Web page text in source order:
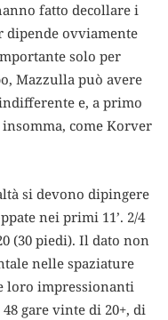
fatto decollare i
dipende ovviamente
solo per
Mazzulla può avere
e, a primo
come Korver
si devono dipingere
nei primi 11’. 2/4
(30 piedi). Il dato non
nelle spaziature
loro impressionanti
gare vinte di 20+, di